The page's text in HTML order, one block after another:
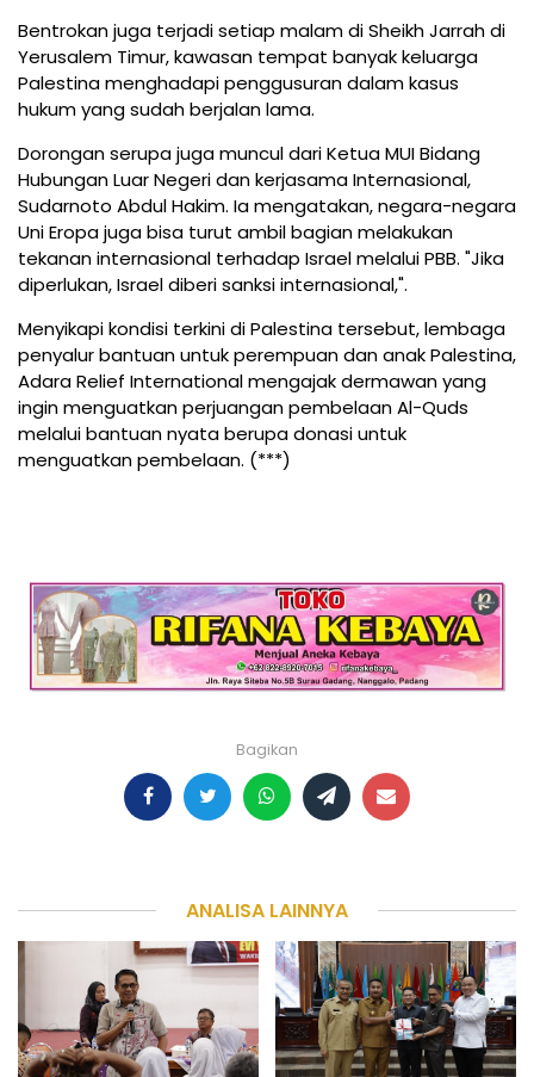
Bentrokan juga terjadi setiap malam di Sheikh Jarrah di
Yerusalem Timur, kawasan tempat banyak keluarga
Palestina menghadapi penggusuran dalam kasus
hukum yang sudah berjalan lama.
Dorongan serupa juga muncul dari Ketua MUI Bidang
Hubungan Luar Negeri dan kerjasama Internasional,
Sudarnoto Abdul Hakim. Ia mengatakan, negara-negara
Uni Eropa juga bisa turut ambil bagian melakukan
tekanan internasional terhadap Israel melalui PBB. "Jika
diperlukan, Israel diberi sanksi internasional,".
Menyikapi kondisi terkini di Palestina tersebut, lembaga
penyalur bantuan untuk perempuan dan anak Palestina,
Adara Relief International mengajak dermawan yang
ingin menguatkan perjuangan pembelaan Al-Quds
melalui bantuan nyata berupa donasi untuk
menguatkan pembelaan. (***)
Bagikan
ANALISA LAINNYA